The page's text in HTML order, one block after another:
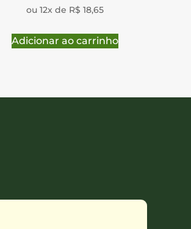
ou 12x de R$ 18,65
Adicionar ao carrinho